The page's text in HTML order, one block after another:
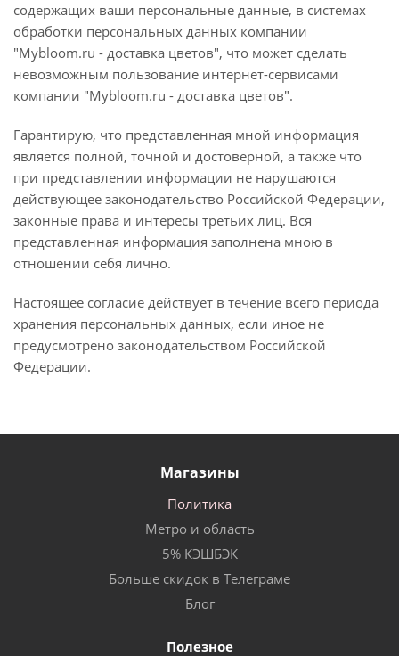
содержащих ваши персональные данные, в системах
обработки персональных данных компании
"Mybloom.ru - доставка цветов", что может сделать
невозможным пользование интернет-сервисами
компании "Mybloom.ru - доставка цветов".
Гарантирую, что представленная мной информация
является полной, точной и достоверной, а также что
при представлении информации не нарушаются
действующее законодательство Российской Федерации,
законные права и интересы третьих лиц. Вся
представленная информация заполнена мною в
отношении себя лично.
Настоящее согласие действует в течение всего периода
хранения персональных данных, если иное не
предусмотрено законодательством Российской
Федерации.
Магазины
Политика
Метро и область
5% КЭШБЭК
Больше скидок в Телеграме
Блог
Полезное